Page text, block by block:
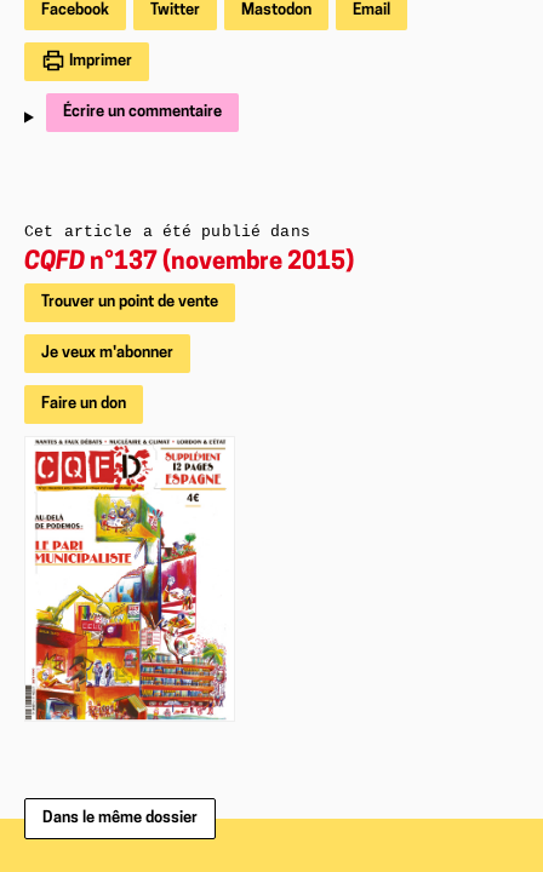
Facebook Twitter Mastodon Email
Imprimer
Écrire un commentaire
Cet article a été publié dans
CQFD n°137 (novembre 2015)
Trouver un point de vente
Je veux m'abonner
Faire un don
Dans le même dossier